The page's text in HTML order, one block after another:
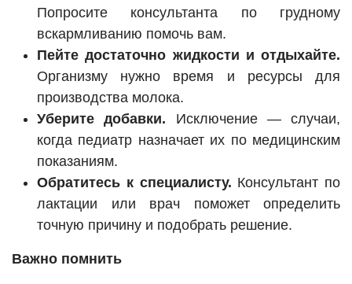
Попросите консультанта по грудному
вскармливанию помочь вам.
Пейте достаточно жидкости и отдыхайте.
Организму нужно время и ресурсы для
производства молока.
Уберите добавки. Исключение — случаи,
когда педиатр назначает их по медицинским
показаниям.
Обратитесь к специалисту. Консультант по
лактации или врач поможет определить
точную причину и подобрать решение.
Важно помнить